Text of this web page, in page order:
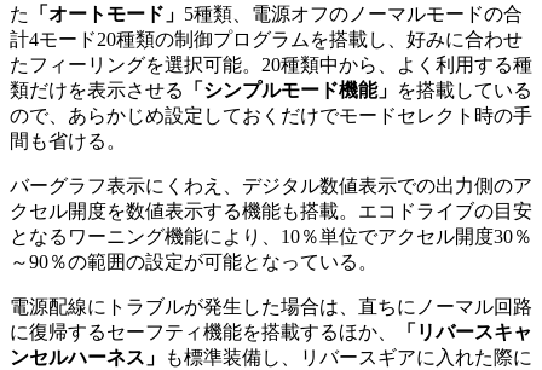
た
「オートモード」 5種類、電源オフのノーマルモードの合
計4モード20種類の制御プログラムを搭載し、好みに合わせ
たフィーリングを選択可能。20種類中から、よく利用する種
類だけを表示させる
「シンプルモード機能」 を搭載している
ので、あらかじめ設定しておくだけでモードセレクト時の手
間も省ける。
バーグラフ表示にくわえ、デジタル数値表示での出力側のア
クセル開度を数値表示する機能も搭載。エコドライブの目安
となるワーニング機能により、10％単位でアクセル開度30％
～90％の範囲の設定が可能となっている。
電源配線にトラブルが発生した場合は、直ちにノーマル回路
に復帰するセーフティ機能を搭載するほか、
「リバースキャ
ンセルハーネス」
も標準装備し、リバースギアに入れた際に